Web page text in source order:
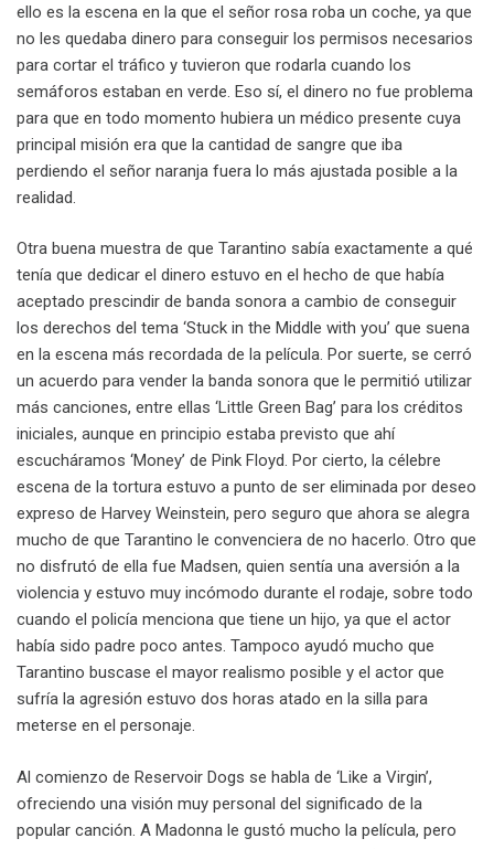
ello es la escena en la que el señor rosa roba un coche, ya que
no les quedaba dinero para conseguir los permisos necesarios
para cortar el tráfico y tuvieron que rodarla cuando los
semáforos estaban en verde. Eso sí, el dinero no fue problema
para que en todo momento hubiera un médico presente cuya
principal misión era que la cantidad de sangre que iba
perdiendo el señor naranja fuera lo más ajustada posible a la
realidad.
Otra buena muestra de que Tarantino sabía exactamente a qué
tenía que dedicar el dinero estuvo en el hecho de que había
aceptado prescindir de banda sonora a cambio de conseguir
los derechos del tema ‘Stuck in the Middle with you’ que suena
en la escena más recordada de la película. Por suerte, se cerró
un acuerdo para vender la banda sonora que le permitió utilizar
más canciones, entre ellas ‘Little Green Bag’ para los créditos
iniciales, aunque en principio estaba previsto que ahí
escucháramos ‘Money’ de Pink Floyd. Por cierto, la célebre
escena de la tortura estuvo a punto de ser eliminada por deseo
expreso de Harvey Weinstein, pero seguro que ahora se alegra
mucho de que Tarantino le convenciera de no hacerlo. Otro que
no disfrutó de ella fue Madsen, quien sentía una aversión a la
violencia y estuvo muy incómodo durante el rodaje, sobre todo
cuando el policía menciona que tiene un hijo, ya que el actor
había sido padre poco antes. Tampoco ayudó mucho que
Tarantino buscase el mayor realismo posible y el actor que
sufría la agresión estuvo dos horas atado en la silla para
meterse en el personaje.
Al comienzo de Reservoir Dogs se habla de ‘Like a Virgin’,
ofreciendo una visión muy personal del significado de la
popular canción. A Madonna le gustó mucho la película, pero